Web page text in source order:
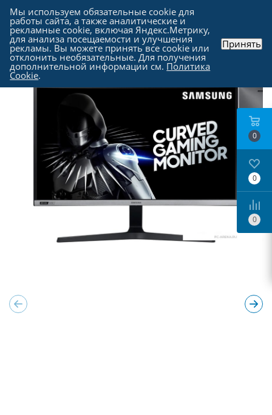
Каталог - Мониторы
0
0
0
Мы используем обязательные cookie для
работы сайта, а также аналитические и
рекламные cookie, включая Яндекс.Метрику,
для анализа посещаемости и улучшения
рекламы. Вы можете принять все cookie или
отклонить необязательные. Для получения
дополнительной информации см. Политика
Cookie.
Принять